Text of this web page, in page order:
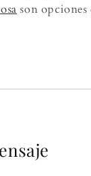
son opciones